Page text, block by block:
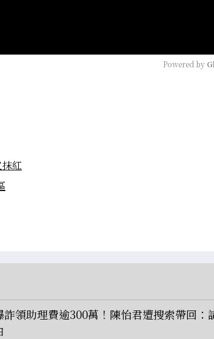
Powered by
紅
詐領助理費逾300萬！陳怡君遭搜索帶回：